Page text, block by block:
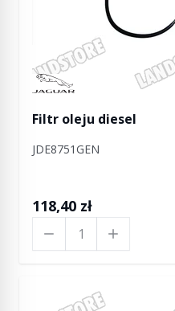
Manufactured by Jaguar
Filtr oleju diesel
JDE8751GEN
118,40 zł